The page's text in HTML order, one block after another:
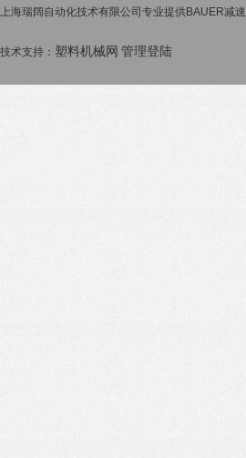
上海瑞阔自动化技术有限公司专业提供BAUER减
技术支持： 塑料机械网 管理登陆